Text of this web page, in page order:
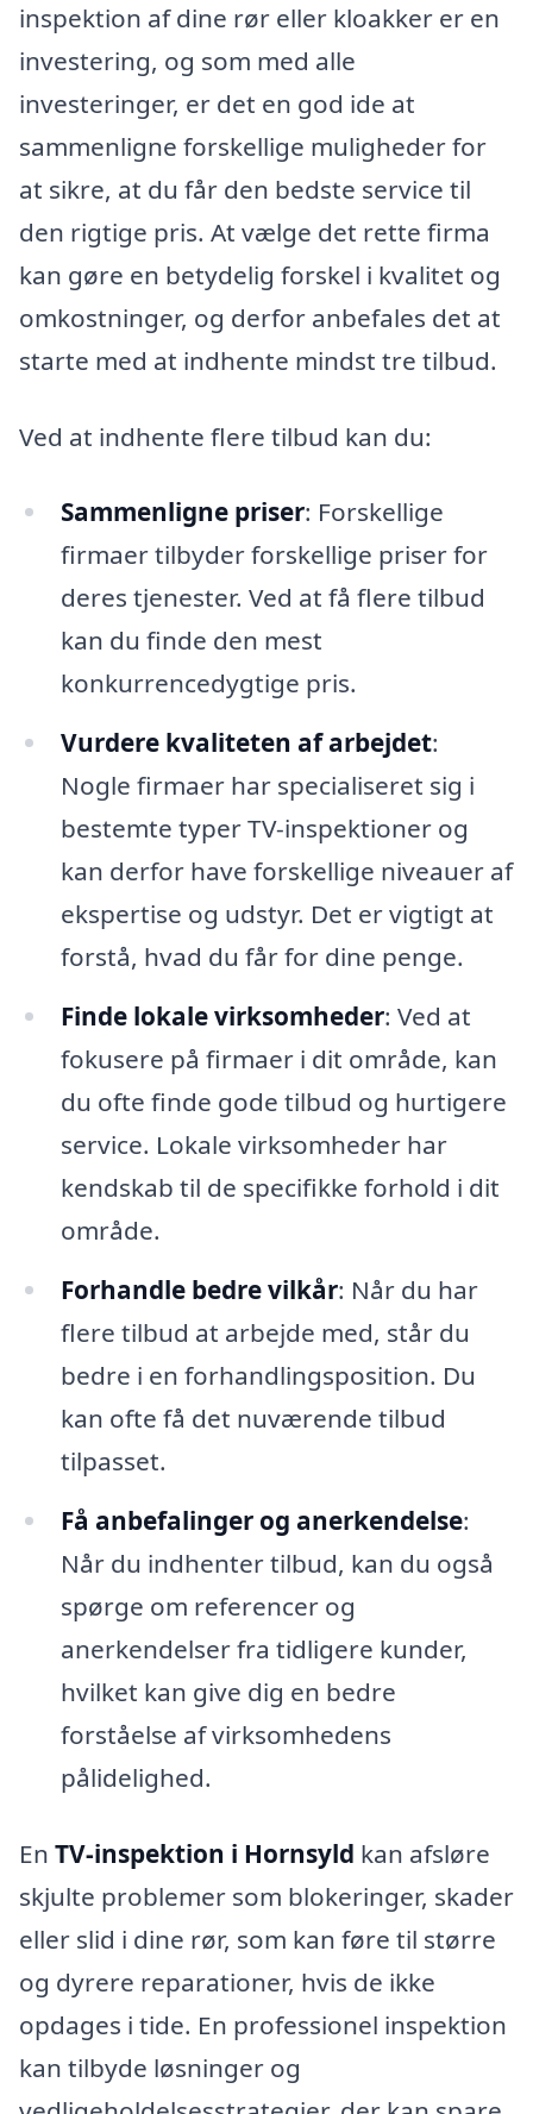
inspektion af dine rør eller kloakker er en
investering, og som med alle
investeringer, er det en god ide at
sammenligne forskellige muligheder for
at sikre, at du får den bedste service til
den rigtige pris. At vælge det rette firma
kan gøre en betydelig forskel i kvalitet og
omkostninger, og derfor anbefales det at
starte med at indhente mindst tre tilbud.
Ved at indhente flere tilbud kan du:
Sammenligne priser: Forskellige
firmaer tilbyder forskellige priser for
deres tjenester. Ved at få flere tilbud
kan du finde den mest
konkurrencedygtige pris.
Vurdere kvaliteten af arbejdet:
Nogle firmaer har specialiseret sig i
bestemte typer TV-inspektioner og
kan derfor have forskellige niveauer af
ekspertise og udstyr. Det er vigtigt at
forstå, hvad du får for dine penge.
Finde lokale virksomheder: Ved at
fokusere på firmaer i dit område, kan
du ofte finde gode tilbud og hurtigere
service. Lokale virksomheder har
kendskab til de specifikke forhold i dit
område.
Forhandle bedre vilkår: Når du har
flere tilbud at arbejde med, står du
bedre i en forhandlingsposition. Du
kan ofte få det nuværende tilbud
tilpasset.
Få anbefalinger og anerkendelse:
Når du indhenter tilbud, kan du også
spørge om referencer og
anerkendelser fra tidligere kunder,
hvilket kan give dig en bedre
forståelse af virksomhedens
pålidelighed.
En TV-inspektion i Hornsyld kan afsløre
skjulte problemer som blokeringer, skader
eller slid i dine rør, som kan føre til større
og dyrere reparationer, hvis de ikke
opdages i tide. En professionel inspektion
kan tilbyde løsninger og